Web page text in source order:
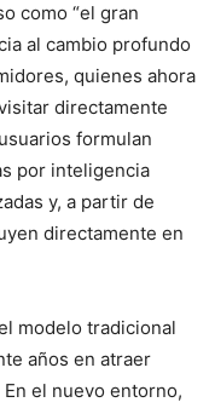
como “el gran
al cambio profundo
quienes ahora
directamente
formulan
por inteligencia
y, a partir de
directamente en
modelo tradicional
años en atraer
el nuevo entorno,